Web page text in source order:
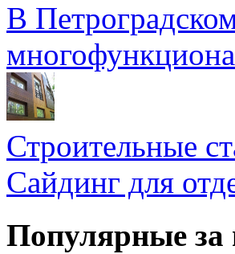
В
Строительные
Сайдинг для
Популярные за